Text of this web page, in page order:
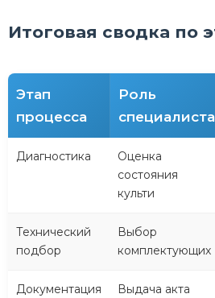
Итоговая сводка по
Этап
процесса
Роль
специалиста
Диагностика
Оценка
состояния
культи
Технический
подбор
Выбор
комплектующих
Документация
Выдача акта